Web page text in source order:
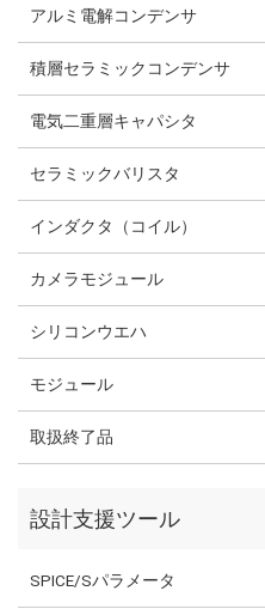
アルミ電解コンデンサ
積層セラミックコンデンサ
電気二重層キャパシタ
セラミックバリスタ
インダクタ（コイル）
カメラモジュール
シリコンウエハ
モジュール
取扱終了品
設計支援ツール
SPICE/Sパラメータ